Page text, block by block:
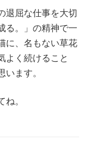
退屈な仕事を大切
る。」の精神で一
に、名もない草花
よく続けること
ます。
ね。